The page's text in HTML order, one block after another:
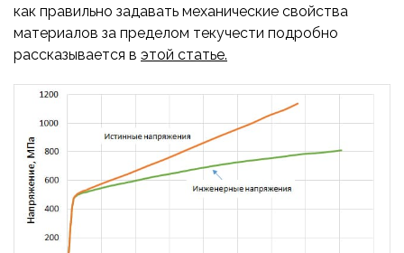
как правильно задавать механические свойства
материалов за пределом текучести подробно
рассказывается в этой статье.